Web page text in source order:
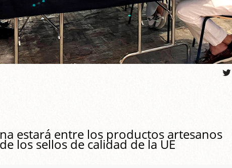
estará entre los productos artesanos
los sellos de calidad de la UE